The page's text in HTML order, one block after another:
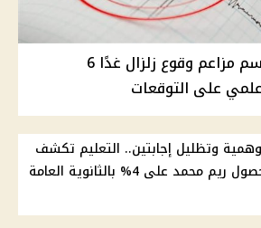
البحوث الفلكية تحسم مزاعم وقوع زلزال غدًا 6
على التوقعات
وتظليل إجابتين.. التعليم تكشف
محمد على 4% بالثانوية العامة